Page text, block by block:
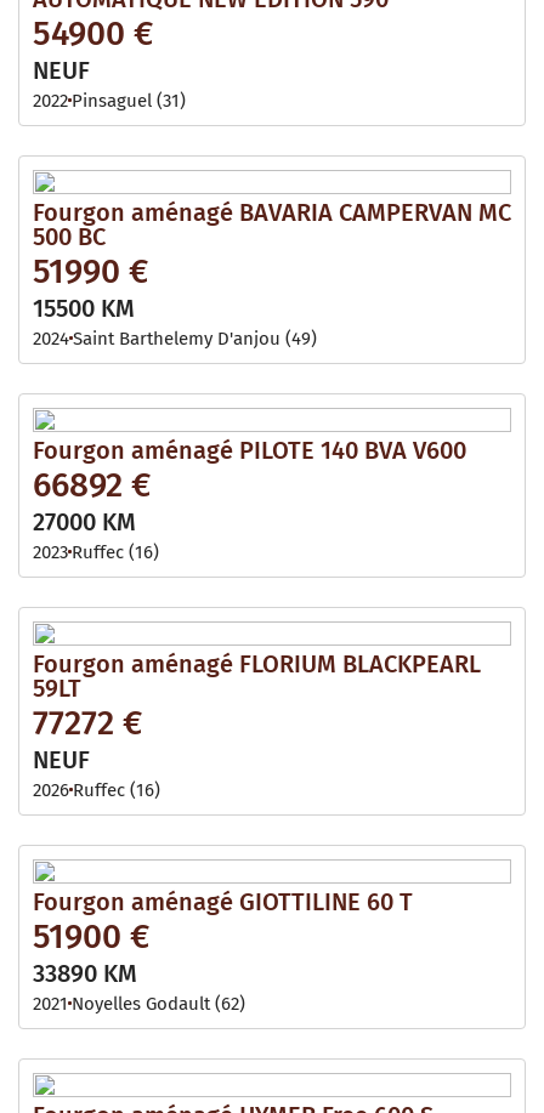
54900 €
NEUF
2022 Pinsaguel (31)
Fourgon aménagé BAVARIA CAMPERVAN MC
500 BC
51990 €
15500 KM
2024Saint Barthelemy D'anjou (49)
Fourgon aménagé PILOTE 140 BVA V600
66892 €
27000 KM
2023 Ruffec (16)
Fourgon aménagé FLORIUM BLACKPEARL
59LT
77272 €
NEUF
2026 Ruffec (16)
Fourgon aménagé GIOTTILINE 60 T
51900 €
33890 KM
2021 Noyelles Godault (62)